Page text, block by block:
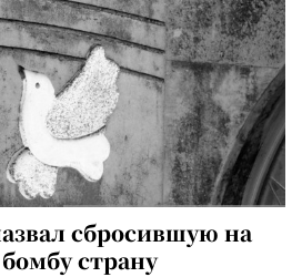
сбросившую на
страну